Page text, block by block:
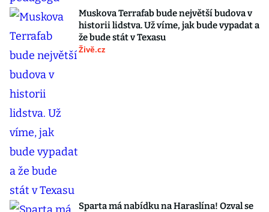
Muskova Terrafab bude největší budova v
historii lidstva. Už víme, jak bude vypadat a
že bude stát v Texasu
Živě.cz
Sparta má nabídku na Haraslína! Ozval se